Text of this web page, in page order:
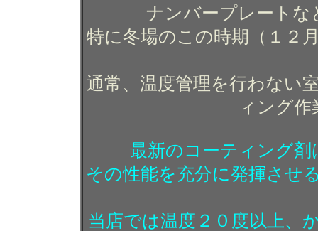
ナンバープレート
特に冬場のこの時期（１２
通常、温度管理を行わない
ィング
最新のコーティング
その性能を充分に発揮させ
当店では温度２０度以上、